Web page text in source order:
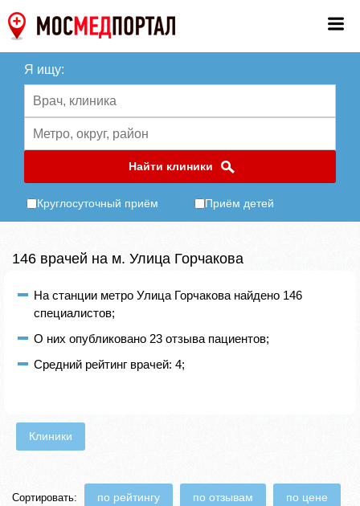
Я ищу:
Найти клиники
Круглосуточный приём Приём детей
146 врачей на м. Улица Горчакова
На станции метро Улица Горчакова найдено 146
специалистов;
О них опубликовано 23 отзыва пациентов;
Средний рейтинг врачей: 4;
Клиники
Сортировать: по рейтингу по отзывам по цене